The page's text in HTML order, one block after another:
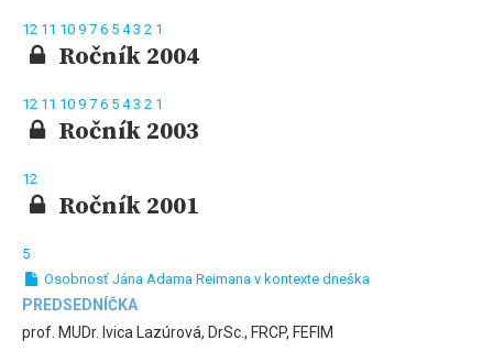
12 11 10 9 7 6 5 43 2 1
Ročník 2004
12 11 10 9 7 6 5 43 2 1
Ročník 2003
12
Ročník 2001
5
Osobnosť Jána Adama Reimana v kontexte dneška
PREDSEDNÍČKA
prof. MUDr. Ivica Lazúrová, DrSc., FRCP, FEFIM